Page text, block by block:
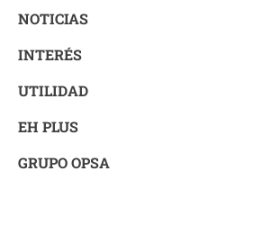
NOTICIAS
INTERÉS
UTILIDAD
EH PLUS
GRUPO OPSA